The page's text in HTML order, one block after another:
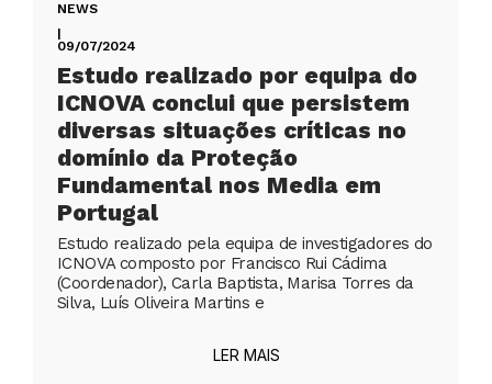
NEWS
|
09/07/2024
Estudo realizado por equipa do
ICNOVA conclui que persistem
diversas situações críticas no
domínio da Proteção
Fundamental nos Media em
Portugal
Estudo realizado pela equipa de investigadores do
ICNOVA composto por Francisco Rui Cádima
(Coordenador), Carla Baptista, Marisa Torres da
Silva, Luís Oliveira Martins e
LER MAIS